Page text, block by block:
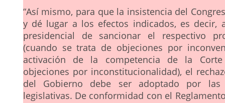
“Así mismo, para que la insistencia del
y dé lugar a los efectos indicados, es decir,
presidencial de sancionar el respectivo
(cuando se trata de objeciones por
activación de la competencia de la
objeciones por inconstitucionalidad), el
del Gobierno debe ser adoptado por las
legislativas. De conformidad con el